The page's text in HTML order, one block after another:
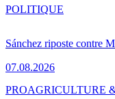
Sánchez riposte contre
07.08.2026
POLITIQUE
PROAGRICULTURE